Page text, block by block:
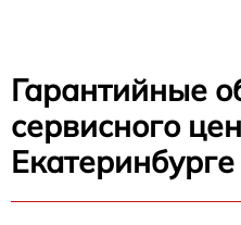
Гарантийные
сервисного
Екатеринбурге